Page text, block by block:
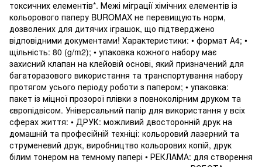
токсичних елементів*. Межі міграції хімічних елементів із
кольорового паперу BUROMAX не перевищують норм,
дозволених для дитячих іграшок, що підтверджено
відповідними документами! Характеристики: • формат А4; •
щільність: 80 (g/m2); • упаковка кожного набору має
захисний клапан на клейовій основі, який призначений для
багаторазового використання та транспортування набору
протягом усього періоду роботи з папером; • упаковка:
пакет із міцної прозорої плівки з повноколірним друком та
європідвісом. Універсальний папір для використання у всіх
сферах життя: • ДРУК: можливий двосторонній друк на
домашній та професійній техніці: кольоровий лазерний та
струменевий друк, виробництво кольорових копій, друк
білим тонером на темному папері • РЕКЛАМА: для створення